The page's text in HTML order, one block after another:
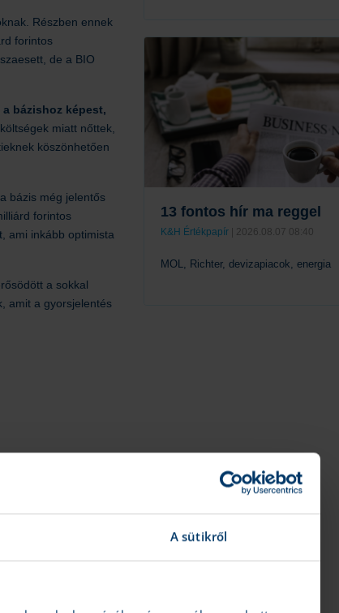
A sütikről
Részben ennek
forintos
de a BIO
bázishoz képest,
miatt nőttek,
köszönhetően
bázis még jelentős
forintos
ami inkább optimista
a sokkal
amit a gyorsjelentés
Tovább
13 fontos hír ma reggel
K&H Értékpapír | 2026.08.07 08:40
MOL, Richter, devizapiacok, energia